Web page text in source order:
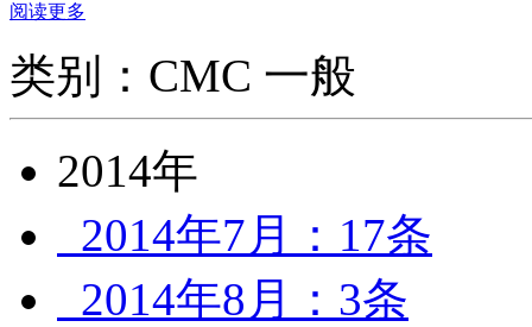
阅读更多
类别：CMC 一般
2014年
2014年7月：17条
2014年8月：3条